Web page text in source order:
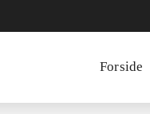
Forside